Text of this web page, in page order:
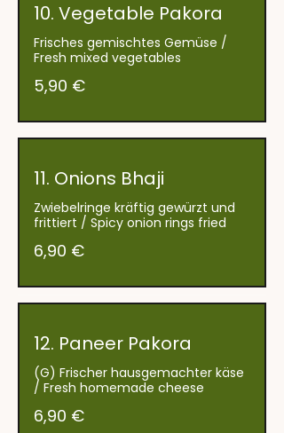
10. Vegetable Pakora
Frisches gemischtes Gemüse /
Fresh mixed vegetables
5,90 €
11. Onions Bhaji
Zwiebelringe kräftig gewürzt und
frittiert / Spicy onion rings fried
6,90 €
12. Paneer Pakora
(G) Frischer hausgemachter käse
/ Fresh homemade cheese
6,90 €